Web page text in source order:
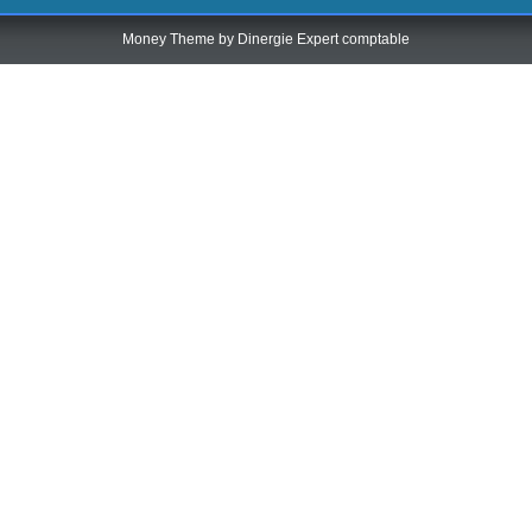
Money Theme by Dinergie Expert comptable